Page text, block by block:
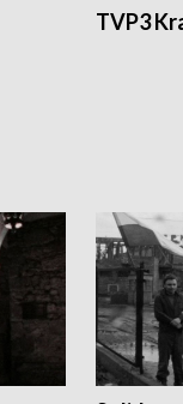
TVP3